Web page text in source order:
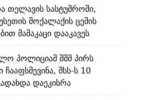
თელავის სასტუმროში,
მოქალაქის ცემის
მამაკაცი დააკავეს
პოლიციამ შშმ პირს
ჩააფსმევინა, შსს-ს 10
დაეკისრა